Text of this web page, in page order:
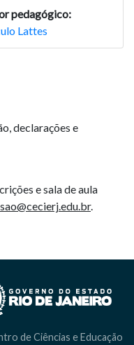
pedagógico:
Lattes
declarações e
e sala de aula
.
de Ciências e Educação